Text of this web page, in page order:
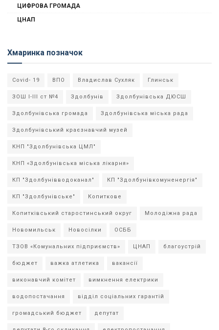
ЦИФРОВА ГРОМАДА
ЦНАП
Хмаринка позначок
Covid- 19 ВПО Владислав Сухляк Глинськ
ЗОШ І-ІІІ ст №4 Здолбунів Здолбунівська ДЮСШ
Здолбунівська громада Здолбунівська міська рада
Здолбунівський краєзнавчий музей
КНП "Здолбунівська ЦМЛ"
КНП «Здолбунівська міська лікарня»
КП "Здолбунівводоканал" КП "Здолбунівкомуненергія"
КП "Здолбунівське" Копиткове
Копитківський старостинський округ Молодіжна рада
Новомильськ Новосілки ОСББ
ТЗОВ «Комунальних підприємств» ЦНАП благоустрій
бюджет важка атлетика вакансії
виконавчий комітет вимкнення електрики
водопостачання відділ соціальних гарантій
громадський бюджет депутат